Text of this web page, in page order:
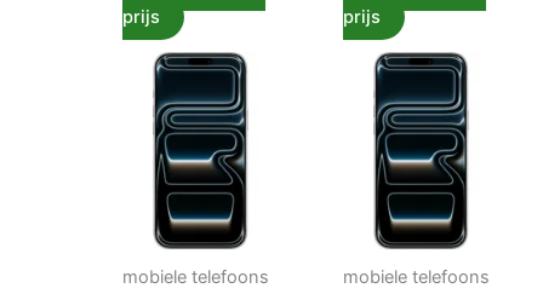
prijs
prijs
mobiele telefoons mobiele telefoons